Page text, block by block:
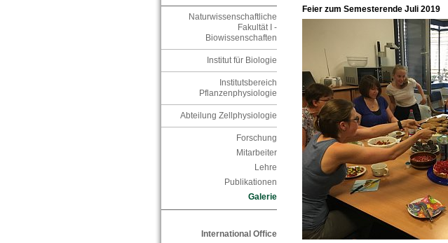
Naturwissenschaftliche
Fakultät I -
Biowissenschaften
Institut für Biologie
Institutsbereich
Pflanzenphysiologie
Abteilung Zellphysiologie
Forschung
Mitarbeiter
Lehre
Publikationen
Galerie
International Office
Feier zum Semesterende Juli 2019